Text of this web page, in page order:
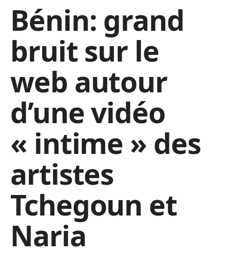
Bénin: grand
bruit sur le
web autour
d’une vidéo
« intime » des
artistes
Tchegoun et
Naria